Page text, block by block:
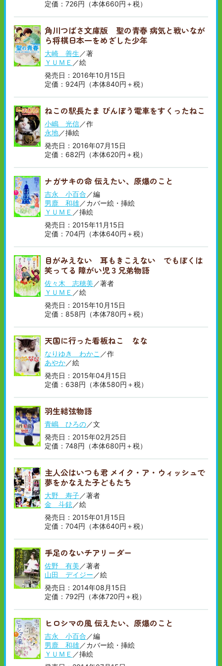
定価：726円（本体660円＋税）
角川つばさ文庫版 聖の青春 病気と戦いなが
ら将棋日本一をめざした少年
大崎 善生 ／著
ＹＵＭＥ ／絵
発売日：2016年10月15日
定価：924円（本体840円＋税）
ねこの駅長たま びんぼう電車をすくったねこ
小嶋 光信／作
永地／挿絵
発売日：2016年07月15日
定価：682円（本体620円＋税）
ナガサキの命 伝えたい、原爆のこと
吉永 小百合 ／編
男鹿 和雄／カバー絵・挿絵
ＹＵＭＥ ／挿絵
発売日：2015年11月15日
定価：704円（本体640円＋税）
目がみえない 耳もきこえない でもぼくは
笑ってる 障がい児３兄弟物語
佐々木 志穂美 ／著者
ＹＵＭＥ ／絵
発売日：2015年10月15日
定価：858円（本体780円＋税）
天国に行った看板ねこ なな
なりゆき わかこ ／作
あやか／絵
発売日：2015年04月15日
定価：638円（本体580円＋税）
羽生結弦物語
青嶋 ひろの／文
発売日：2015年02月25日
定価：748円（本体680円＋税）
主人公はいつも君 メイク・ア・ウィッシュで
夢をかなえた子どもたち
大野 寿子／著者
金 斗鉉／絵
発売日：2015年01月15日
定価：704円（本体640円＋税）
手足のないチアリーダー
佐野 有美 ／著者
山田 デイジー ／絵
発売日：2014年08月15日
定価：792円（本体720円＋税）
ヒロシマの風 伝えたい、原爆のこと
吉永 小百合 ／編
男鹿 和雄／カバー絵・挿絵
ＹＵＭＥ ／挿絵